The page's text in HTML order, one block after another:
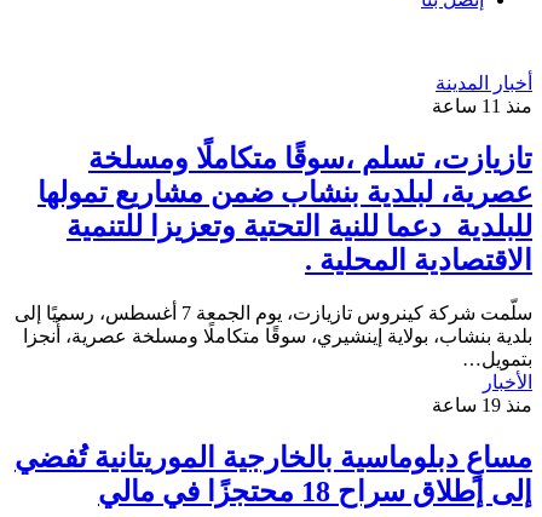
أخبار المدينة
منذ 11 ساعة
تازيازت، تسلم ،سوقًا متكاملًا ومسلخة
عصرية، لبلدية بنشاب ضمن مشاريع تمولها
للبلدية دعما للنية التحتية وتعزيزا للتنمية
الاقتصادية المحلية .
سلّمت شركة كينروس تازيازت، يوم الجمعة 7 أغسطس، رسميًا إلى
بلدية بنشاب، بولاية إينشيري، سوقًا متكاملًا ومسلخة عصرية، أُنجزا
بتمويل…
الأخبار
منذ 19 ساعة
مساعٍ دبلوماسية بالخارجية الموريتانية تُفضي
إلى إطلاق سراح 18 محتجزًا في مالي